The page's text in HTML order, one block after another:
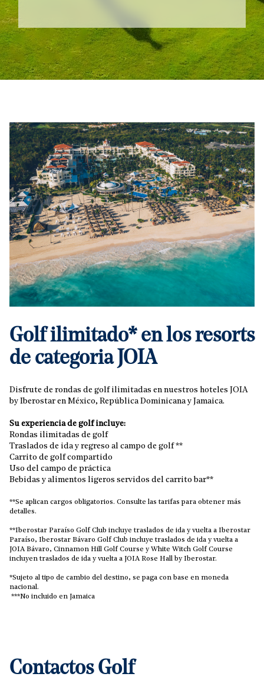
Golf ilimitado* en los resorts
de categoria JOIA
Disfrute de rondas de golf ilimitadas en nuestros hoteles JOIA
by Iberostar en México, República Dominicana y Jamaica.
Su experiencia de golf incluye:
Rondas ilimitadas de golf
Traslados de ida y regreso al campo de golf **
Carrito de golf compartido
Uso del campo de práctica
Bebidas y alimentos ligeros servidos del carrito bar**
**Se aplican cargos obligatorios. Consulte las tarifas para obtener más
detalles.
**Iberostar Paraíso Golf Club incluye traslados de ida y vuelta a Iberostar
Paraíso, Iberostar Bávaro Golf Club incluye traslados de ida y vuelta a
JOIA Bávaro, Cinnamon Hill Golf Course y White Witch Golf Course
incluyen traslados de ida y vuelta a JOIA Rose Hall by Iberostar.
*Sujeto al tipo de cambio del destino, se paga con base en moneda
nacional.
***No incluido en Jamaica
Contactos Golf